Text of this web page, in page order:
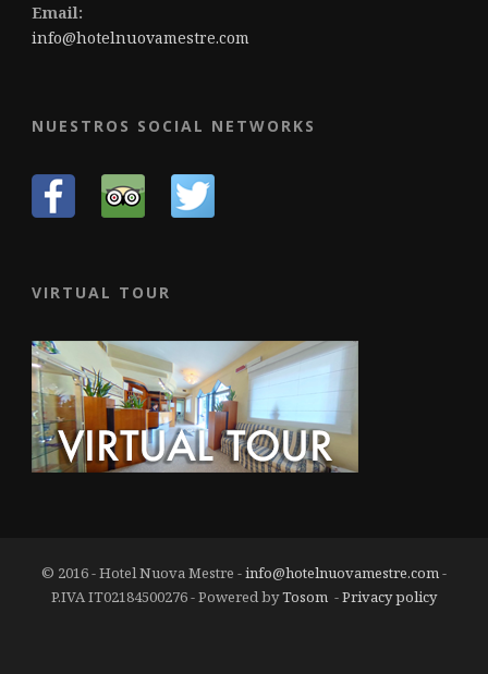
Email:
info@hotelnuovamestre.com
NUESTROS SOCIAL NETWORKS
VIRTUAL TOUR
© 2016 - Hotel Nuova Mestre -info@hotelnuovamestre.com-
P.IVA IT02184500276 - Powered byTosom -Privacy policy